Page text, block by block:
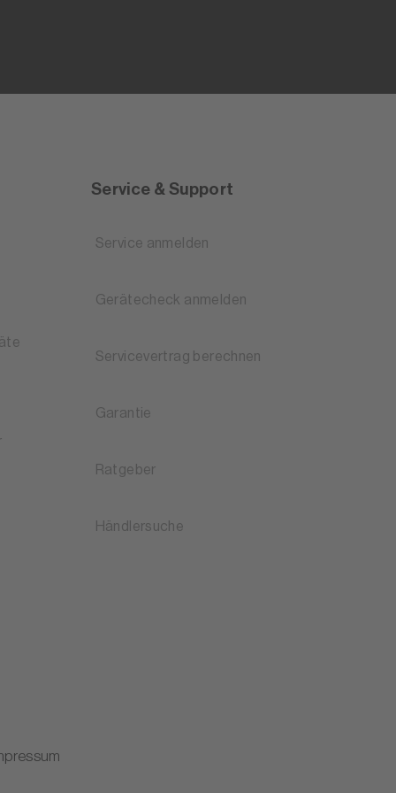
Service & Support
Service anmelden
Gerätecheck anmelden
Servicevertrag berechnen
Garantie
Ratgeber
Händlersuche